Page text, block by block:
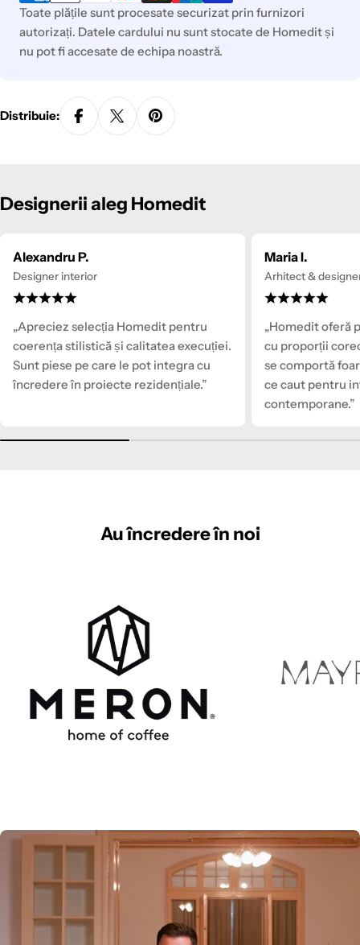
plată
Toate plățile sunt procesate securizat prin furnizori
autorizați. Datele cardului nu sunt stocate de Homedit și
nu pot fi accesate de echipa noastră.
Distribuie:
Designerii aleg Homedit
Alexandru P.
Designer interior
„Apreciez selecția Homedit pentru
coerența stilistică și calitatea execuției.
Sunt piese pe care le pot integra cu
încredere în proiecte rezidențiale.”
Maria I.
Arhitect &
„Homedit oferă
cu proporții
se comportă
ce caut pentru
contemporane.”
Auîncredereîn noi